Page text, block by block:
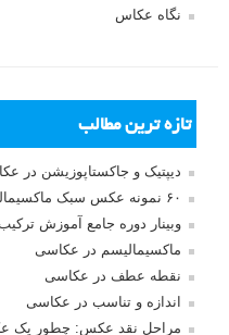
نگاه عکاس
تازه ترین مطالب
دیپتیک و جاکستا‌پوزیشن در
۶۰ نمونه عکس سبک ماکسیمالیسم
وبینار دوره جامع آموزش
ماکسیمالیسم در عکاسی
نقطه عطف در عکاسی
اندازه و تناسب در عکاسی
مراحل نقد عکس: چطور یک